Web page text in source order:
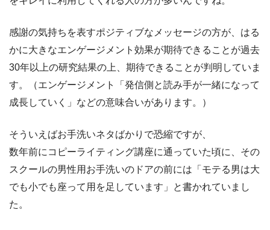
感謝の気持ちを表すポジティブなメッセージの方が、はる
かに大きなエンゲージメント効果が期待できることが過去
30年以上の研究結果の上、期待できることが判明していま
す。（エンゲージメント「発信側と読み手が一緒になって
成長していく」などの意味合いがあります。）
そういえばお手洗いネタばかりで恐縮ですが、
数年前にコピーライティング講座に通っていた頃に、その
スクールの男性用お手洗いのドアの前には「モテる男は大
でも小でも座って用を足しています」と書かれていまし
た。